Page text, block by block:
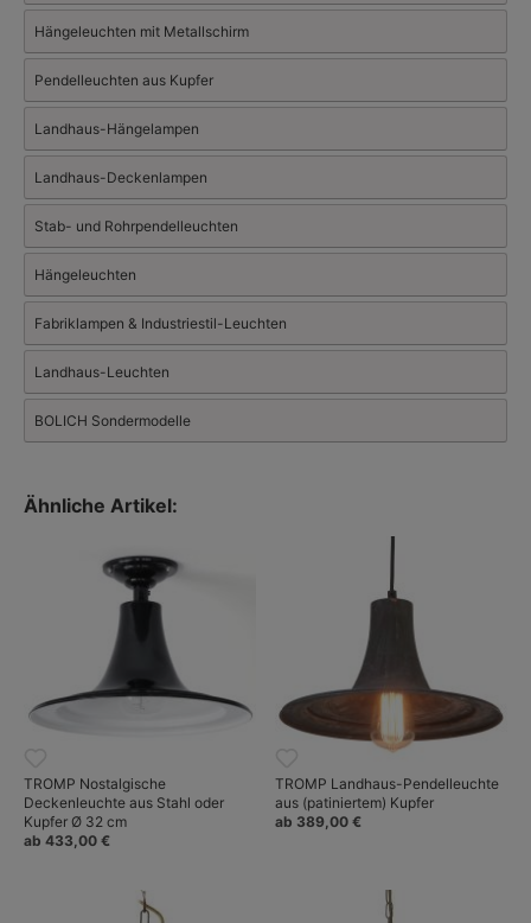
Fachändler erhalten Sie alle Bolich-Standardmodelle und
Sonderanfertigungen mit kompetenter Beratung.
Videos und mehr überBolich: Klassische Leuchten im
Industriestil
Der Hersteller hat auch eine sehr umfangreiche und ansehnliche
Auswahl anAußenleuchten
Hängeleuchten mit Metallschirm
Pendelleuchten aus Kupfer
Landhaus-Hängelampen
Landhaus-Deckenlampen
Stab- und Rohrpendelleuchten
Hängeleuchten
Fabriklampen & Industriestil-Leuchten
Landhaus-Leuchten
BOLICH Sondermodelle
Ähnliche Artikel:
TROMP Nostalgische
Deckenleuchte aus Stahl oder
Kupfer Ø 32 cm
ab 433,00 €
TROMP Landhaus-Pendelleuchte
aus (patiniertem) Kupfer
ab 389,00 €